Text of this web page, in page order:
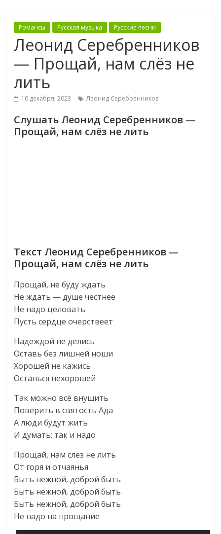
Романсы Русская музыка Русские песни
Леонид Серебренников
— Прощай, нам слёз не
лить
10 декабря, 2023 Леонид Серебренников
Слушать Леонид Серебренников —
Прощай, нам слёз не лить
Текст Леонид Серебренников —
Прощай, нам слёз не лить
Прощай, не буду ждать
Не ждать — душе честнее
Не надо целовать
Пусть сердце очерствеет
Надеждой не делись
Оставь без лишней ноши
Хорошей не кажись
Останься нехорошей
Так можно всё внушить
Поверить в святость Ада
А люди будут жить
И думать: так и надо
Прощай, нам слёз не лить
От горя и отчаянья
Быть нежной, доброй быть
Быть нежной, доброй быть
Быть нежной, доброй быть
Не надо на прощание